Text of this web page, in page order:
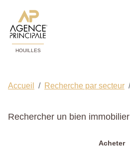
HOUILLES
Accueil Recherche par secteur
Rechercher un bien immobilier
Acheter